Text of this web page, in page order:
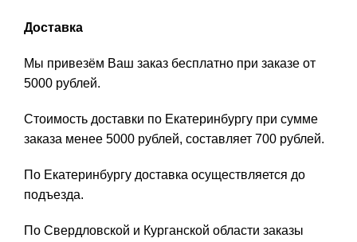
Доставка
Мы привезём Ваш заказ бесплатно при заказе от
5000 рублей.
Стоимость доставки по Екатеринбургу при сумме
заказа менее 5000 рублей, составляет 700 рублей.
По Екатеринбургу доставка осуществляется до
подъезда.
По Свердловской и Курганской области заказы